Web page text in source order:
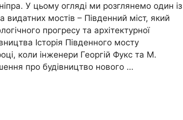
У цьому огляді ми розглянемо один із
видатних мостів – Південний міст, який
прогресу та архітектурної
Історія Південного мосту
коли інженери Георгій Фукс та М.
про будівництво нового …